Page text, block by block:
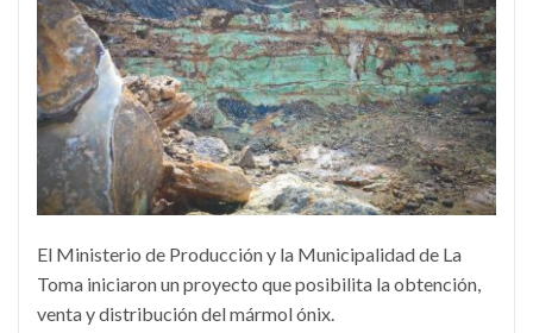
El Ministerio de Producción y la Municipalidad de La
Toma iniciaron un proyecto que posibilita la obtención,
venta y distribución del mármol ónix.